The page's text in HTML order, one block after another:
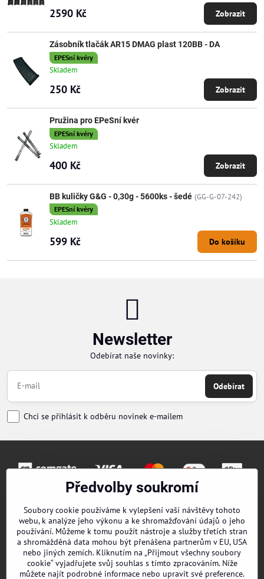
2590 Kč Zobrazit
Zásobník tlačák AR15 DMAG plast 120BB - DA
EPESní kvéry
Skladem
250 Kč Zobrazit
Pružina pro EPeSní kvér
EPESní kvéry
Skladem
400 Kč Zobrazit
BB kuličky G&G - 0,30g - 5600ks - šedé (GG-G-07-242)
EPESní kvéry
Skladem
599 Kč Do košíku
Newsletter
Odebírat naše novinky:
Odebírat
Chci se přihlásit k odběru novinek e-mailem
Kontakty
Obchodní podmínky
Předvolby soukromí
Soubory cookie používáme k vylepšení vaší návštěvy tohoto
webu, k analýze jeho výkonu a ke shromažďování údajů o jeho
používání. Můžeme k tomu použít nástroje a služby třetích stran
a shromážděná data mohou být přenášena partnerům v EU, USA
nebo jiných zemích. Kliknutím na „Přijmout všechny soubory
cookie“ vyjadřujete svůj souhlas s tímto zpracováním. Níže
můžete najít podrobné informace nebo upravit své preference.